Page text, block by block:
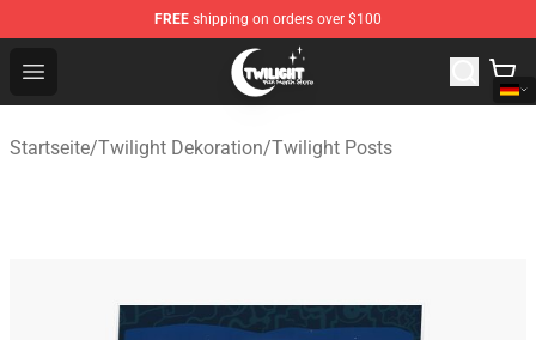
FREE shipping on orders over $100
Open menu
Twilight Store - Official Twilight Merchandise Shop
Startseite/Twilight Dekoration/Twilight Posts